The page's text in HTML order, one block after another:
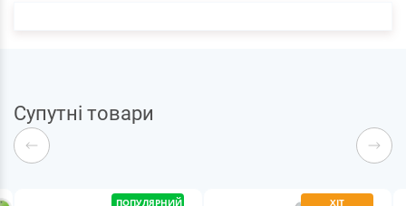
Супутні товари
ПОПУЛЯРНИЙ
ХІТ